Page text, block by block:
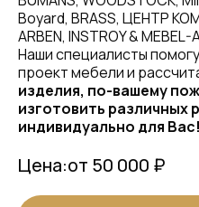
Boyard, BRASS, ЦЕНТР
ARBEN, INSTROY &
Наши специалисты
проект мебели и
изделия, по-вашему
изготовить различных
индивидуально для
Цена:от 50 000 ₽